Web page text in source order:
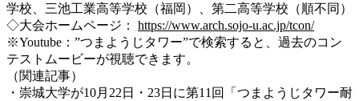
学校 、三池工業高等学校 （福岡）、第二高等学校 （順不同）
◇大会ホームページ： https://www.arch.sojo-u.ac.jp/tcon/
※Youtube：”つまようじタワー”で検索すると、過去のコン
テストムービーが視聴できます。
（関連記事）
・崇城大学が10月22日・23日に第11回「つまようじタワー耐